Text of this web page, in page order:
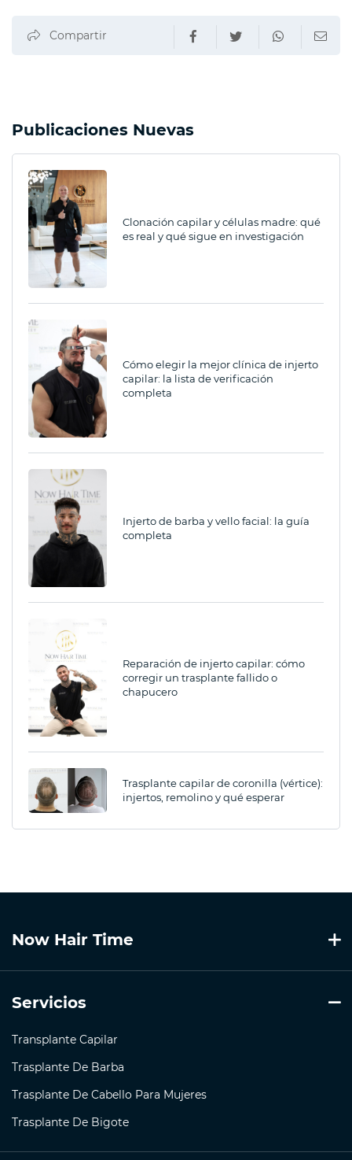
Compartir
Publicaciones Nuevas
Clonación capilar y células madre: qué
es real y qué sigue en investigación
Cómo elegir la mejor clínica de injerto
capilar: la lista de verificación
completa
Injerto de barba y vello facial: la guía
completa
Reparación de injerto capilar: cómo
corregir un trasplante fallido o
chapucero
Trasplante capilar de coronilla (vértice):
injertos, remolino y qué esperar
Now Hair Time
Servicios
Transplante Capilar
Trasplante De Barba
Trasplante De Cabello Para Mujeres
Trasplante De Bigote